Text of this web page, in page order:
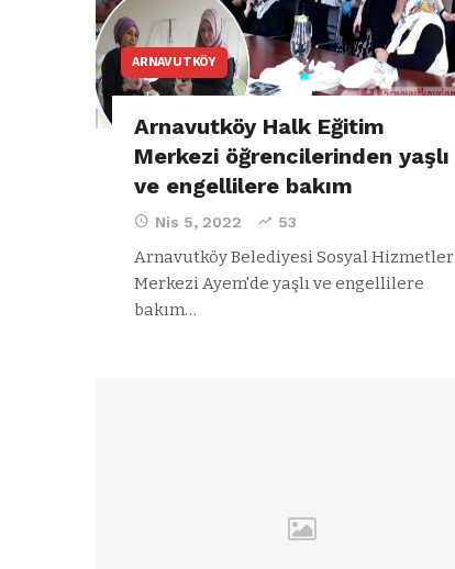
ARNAVUTKÖY
Arnavutköy Halk Eğitim
Merkezi öğrencilerinden yaşlı
ve engellilere bakım
Nis 5, 2022 53
Arnavutköy Belediyesi Sosyal Hizmetler
Merkezi Ayem'de yaşlı ve engellilere
bakım…